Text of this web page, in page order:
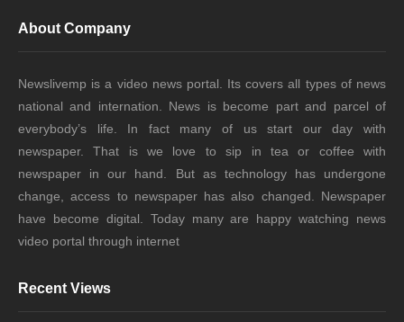
About Company
Newslivemp is a video news portal. Its covers all types of news
national and internation. News is become part and parcel of
everybody’s life. In fact many of us start our day with
newspaper. That is we love to sip in tea or coffee with
newspaper in our hand. But as technology has undergone
change, access to newspaper has also changed. Newspaper
have become digital. Today many are happy watching news
video portal through internet
Recent Views